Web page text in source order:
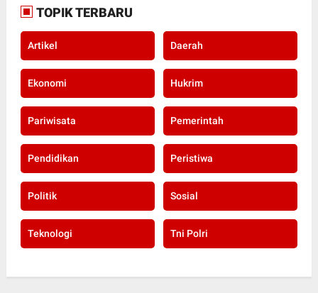
TOPIK TERBARU
Artikel Daerah
Ekonomi Hukrim
Pariwisata Pemerintah
Pendidikan Peristiwa
Politik Sosial
Teknologi Tni Polri